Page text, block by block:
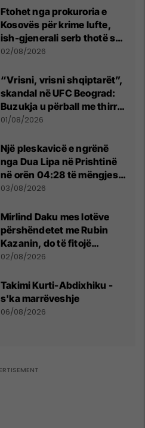
Ftohet nga prokuroria e
Kosovës për krime lufte,
ish-gjenerali serb thotë se
dikush e tradhtoi në
02/08/2026
“Vrisni, vrisni shqiptarët”,
skandal në UFC Beograd:
Buzukja u përball me thirrje
anti-shqiptare nga
01/08/2026
Një pleskavicë e ngrënë
nga Dua Lipa në Prishtinë
në orën 04:28 të mëngjesit
- dhe bota digjitale serbe
03/08/2026
Mirlind Daku mes lotëve
përshëndetet me Rubin
Kazanin, do të fitojë
miliona te Spartak Moska
02/08/2026
Takimi Kurti-Abdixhiku -
s'ka marrëveshje
06/08/2026